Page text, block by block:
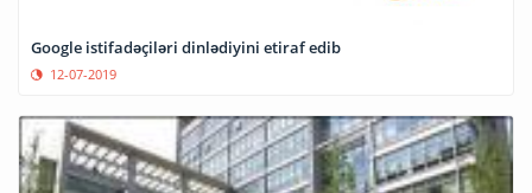
Google istifadəçiləri dinlədiyini etiraf edib
12-07-2019